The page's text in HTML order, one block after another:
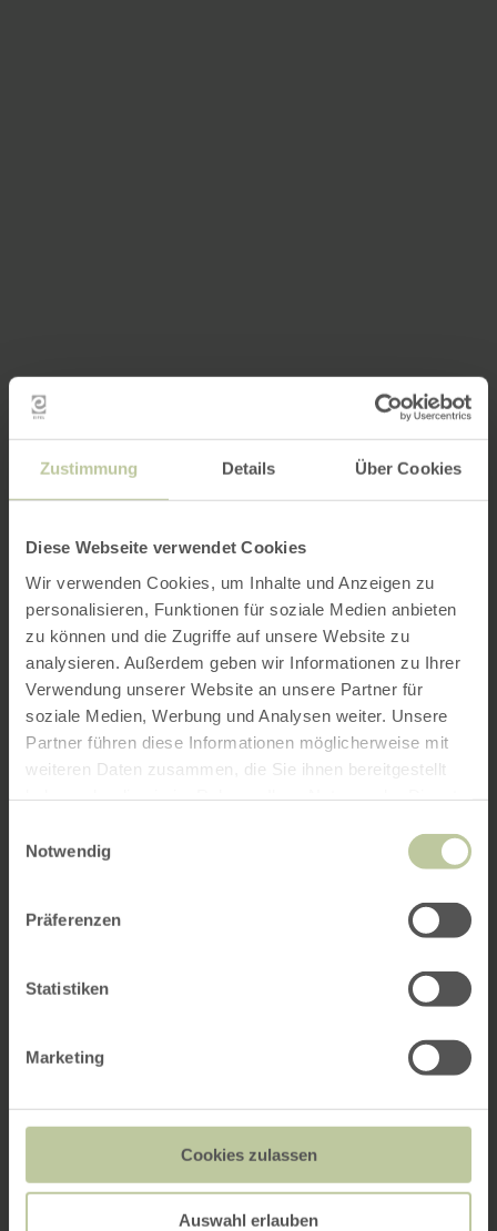
Zustimmung Details Über Cookies
Diese Webseite verwendet Cookies
Wir verwenden Cookies, um Inhalte und Anzeigen zu
personalisieren, Funktionen für soziale Medien anbieten
zu können und die Zugriffe auf unsere Website zu
analysieren. Außerdem geben wir Informationen zu Ihrer
Verwendung unserer Website an unsere Partner für
soziale Medien, Werbung und Analysen weiter. Unsere
Partner führen diese Informationen möglicherweise mit
weiteren Daten zusammen, die Sie ihnen bereitgestellt
Notwendig
Präferenzen
Statistiken
Marketing
Cookies zulassen
Auswahl erlauben